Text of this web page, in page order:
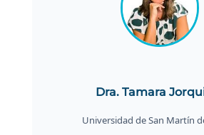
Dra. Tamara
Universidad de San Martín